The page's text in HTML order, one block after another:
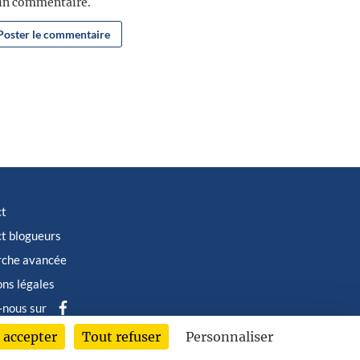
blogueurs
avancée
légales
sur
© Albin Michel Imaginaire - Tous droits réservés
Tout refuser Personnaliser